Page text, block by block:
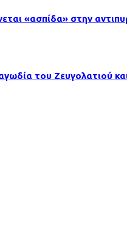
«ασπίδα» στην
του Ζευγολατιού